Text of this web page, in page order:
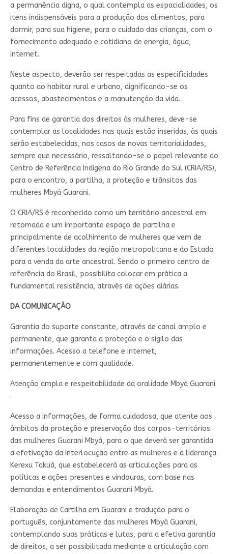
a permanência digna, o qual contempla as espacialidades, os
itens indispensáveis para a produção dos alimentos, para
dormir, para sua higiene, para o cuidado das crianças, com o
fornecimento adequado e cotidiano de energia, água,
internet.
Neste aspecto, deverão ser respeitadas as especificidades
quanto ao habitar rural e urbano, dignificando-se os
acessos, abastecimentos e a manutenção da vida.
Para fins de garantia dos direitos às mulheres, deve-se
contemplar as localidades nas quais estão inseridas, às quais
serão estabelecidas, nos casos de novas territorialidades,
sempre que necessário, ressaltando-se o papel relevante do
Centro de Referência Indígena do Rio Grande do Sul (CRIA/RS),
para o encontro, a partilha, a proteção e trânsitos das
mulheres Mbyá Guarani.
O CRIA/RS é reconhecido como um território ancestral em
retomada e um importante espaço de partilha e
principalmente de acolhimento de mulheres que vem de
diferentes localidades da região metropolitana e do Estado
para a venda da arte ancestral. Sendo o primeiro centro de
referência do Brasil, possibilita colocar em prática a
fundamental resistência, através de ações diárias.
DA COMUNICAÇÃO
Garantia do suporte constante, através de canal amplo e
permanente, que garanta a proteção e o sigilo das
informações. Acesso a telefone e internet,
permanentemente e com qualidade.
Atenção ampla e respeitabilidade da oralidade Mbyá Guarani
.
Acesso a informações, de forma cuidadosa, que atente aos
âmbitos da proteção e preservação dos corpos-territórios
das mulheres Guarani Mbyá, para o que deverá ser garantida
a efetivação da interlocução entre as mulheres e a liderança
Kerexu Takuá, que estabelecerá as articulações para as
políticas e ações presentes e vindouras, com base nas
demandas e entendimentos Guarani Mbyá.
Elaboração de Cartilha em Guarani e tradução para o
português, conjuntamente das mulheres Mbyá Guarani,
contemplando suas práticas e lutas, para a efetiva garantia
de direitos, a ser possibilitada mediante a articulação com